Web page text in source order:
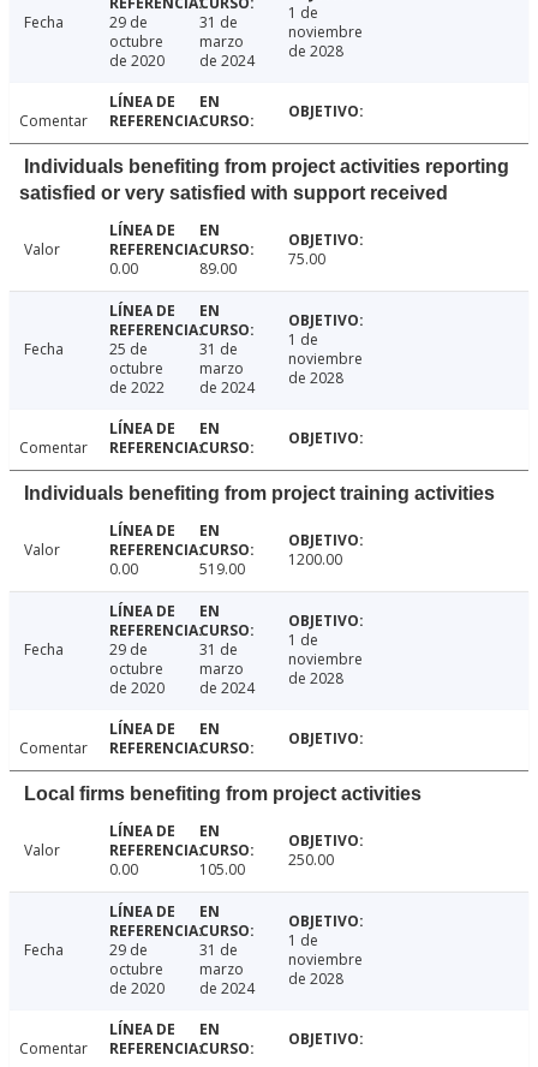
Fecha
29 de
octubre
de 2020
31 de
marzo
de 2024
1 de
noviembre
de 2028
Comentar
Individuals benefiting from project activities reporting
satisfied or very satisfied with support received
Valor
0.00
89.00 75.00
Fecha
25 de
octubre
de 2022
31 de
marzo
de 2024
1 de
noviembre
de 2028
Comentar
Individuals benefiting from project training activities
Valor
0.00
519.00 1200.00
Fecha
29 de
octubre
de 2020
31 de
marzo
de 2024
1 de
noviembre
de 2028
Comentar
Local firms benefiting from project activities
Valor
0.00
105.00 250.00
Fecha
29 de
octubre
de 2020
31 de
marzo
de 2024
1 de
noviembre
de 2028
Comentar